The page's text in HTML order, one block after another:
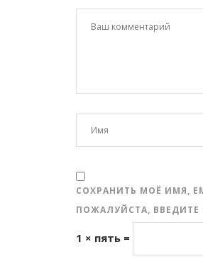
СОХРАНИТЬ МОЁ ИМЯ,
ПОЖАЛУЙСТА,
1 × пять =